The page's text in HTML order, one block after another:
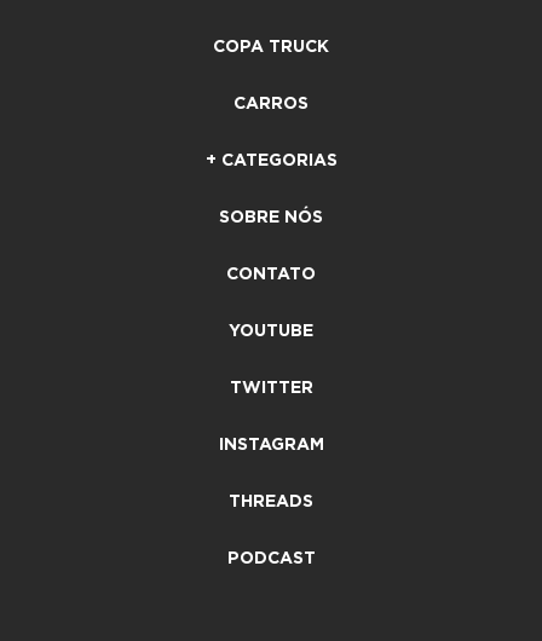
COPA TRUCK
CARROS
+ CATEGORIAS
SOBRE NÓS
CONTATO
YOUTUBE
TWITTER
INSTAGRAM
THREADS
PODCAST